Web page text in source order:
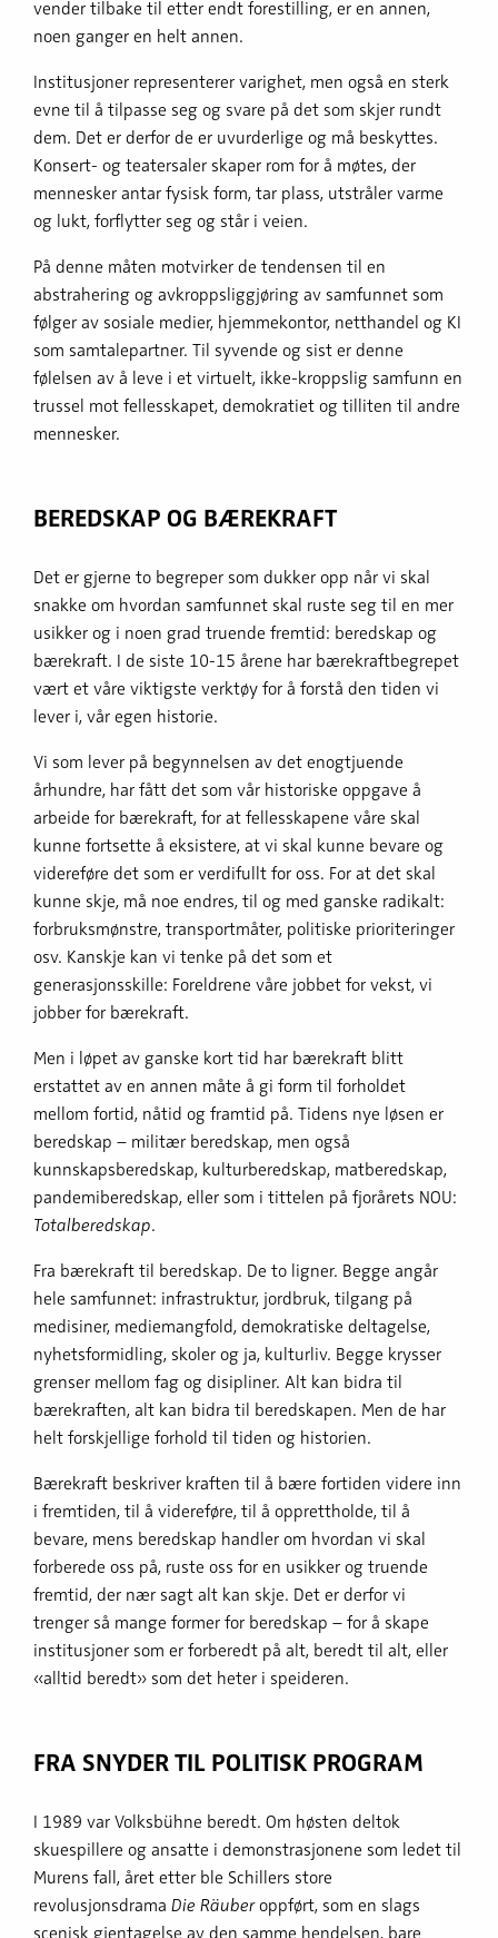
vender tilbake til etter endt forestilling, er en annen,
noen ganger en helt annen.
Institusjoner representerer varighet, men også en sterk
evne til å tilpasse seg og svare på det som skjer rundt
dem. Det er derfor de er uvurderlige og må beskyttes.
Konsert- og teatersaler skaper rom for å møtes, der
mennesker antar fysisk form, tar plass, utstråler varme
og lukt, forflytter seg og står i veien.
På denne måten motvirker de tendensen til en
abstrahering og avkroppsliggjøring av samfunnet som
følger av sosiale medier, hjemmekontor, netthandel og KI
som samtalepartner. Til syvende og sist er denne
følelsen av å leve i et virtuelt, ikke-kroppslig samfunn en
trussel mot fellesskapet, demokratiet og tilliten til andre
mennesker.
BEREDSKAP OG BÆREKRAFT
Det er gjerne to begreper som dukker opp når vi skal
snakke om hvordan samfunnet skal ruste seg til en mer
usikker og i noen grad truende fremtid: beredskap og
bærekraft. I de siste 10-15 årene har bærekraftbegrepet
vært et våre viktigste verktøy for å forstå den tiden vi
lever i, vår egen historie.
Vi som lever på begynnelsen av det enogtjuende
århundre, har fått det som vår historiske oppgave å
arbeide for bærekraft, for at fellesskapene våre skal
kunne fortsette å eksistere, at vi skal kunne bevare og
videreføre det som er verdifullt for oss. For at det skal
kunne skje, må noe endres, til og med ganske radikalt:
forbruksmønstre, transportmåter, politiske prioriteringer
osv. Kanskje kan vi tenke på det som et
generasjonsskille: Foreldrene våre jobbet for vekst, vi
jobber for bærekraft.
Men i løpet av ganske kort tid har bærekraft blitt
erstattet av en annen måte å gi form til forholdet
mellom fortid, nåtid og framtid på. Tidens nye løsen er
beredskap – militær beredskap, men også
kunnskapsberedskap, kulturberedskap, matberedskap,
pandemiberedskap, eller som i tittelen på fjorårets NOU:
Totalberedskap.
Fra bærekraft til beredskap. De to ligner. Begge angår
hele samfunnet: infrastruktur, jordbruk, tilgang på
medisiner, mediemangfold, demokratiske deltagelse,
nyhetsformidling, skoler og ja, kulturliv. Begge krysser
grenser mellom fag og disipliner. Alt kan bidra til
bærekraften, alt kan bidra til beredskapen. Men de har
helt forskjellige forhold til tiden og historien.
Bærekraft beskriver kraften til å bære fortiden videre inn
i fremtiden, til å videreføre, til å opprettholde, til å
bevare, mens beredskap handler om hvordan vi skal
forberede oss på, ruste oss for en usikker og truende
fremtid, der nær sagt alt kan skje. Det er derfor vi
trenger så mange former for beredskap – for å skape
institusjoner som er forberedt på alt, beredt til alt, eller
«alltid beredt» som det heter i speideren.
FRA SNYDER TIL POLITISK PROGRAM
I 1989 var Volksbühne beredt. Om høsten deltok
skuespillere og ansatte i demonstrasjonene som ledet til
Murens fall, året etter ble Schillers store
revolusjonsdrama Die Räuberoppført, som en slags
scenisk gjentagelse av den samme hendelsen, bare